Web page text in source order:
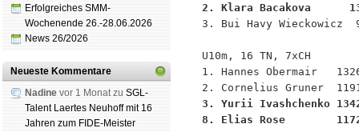
Erfolgreiches SMM-
Wochenende 26.-28.06.2026
News 26/2026
Neueste Kommentare
Nadine vor 1 Monat zu SGL-
Talent Laertes Neuhoff mit 16
Jahren zum FIDE-Meister
2. Klara Bacakova
3. Bui Havy Wieckowicz
U10m, 16 TN, 7xCH
1. Hannes Obermair
3. Yurii Ivashchenko
8. Elias Rose